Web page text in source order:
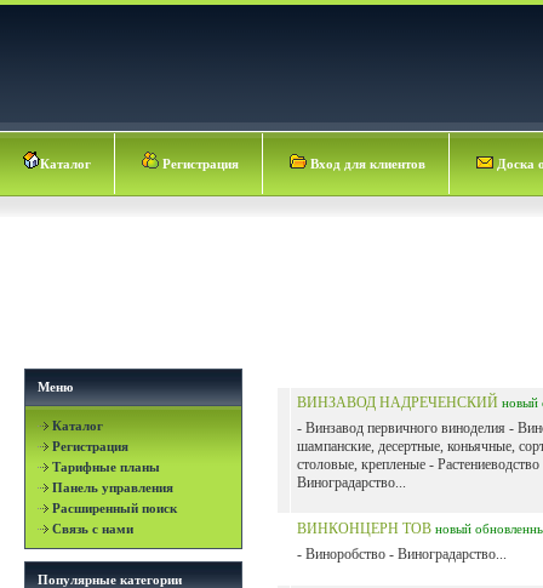
Каталог Регистрация Вход для клиентов Доска
Меню
Каталог
Регистрация
Тарифные планы
Панель управления
Расширенный поиск
Связь с нами
Популярные категории
ВИНЗАВОД НАДРЕЧЕНСКИЙ новый
- Винзавод первичного виноделия -
шампанские, десертные, коньячные,
столовые, крепленые - Растениеводство
Виноградарство...
ВИНКОНЦЕРН ТОВ новый
- Виноробство - Виноградарство...